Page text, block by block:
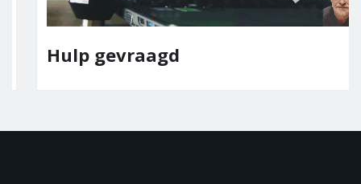
Hulp gevraagd